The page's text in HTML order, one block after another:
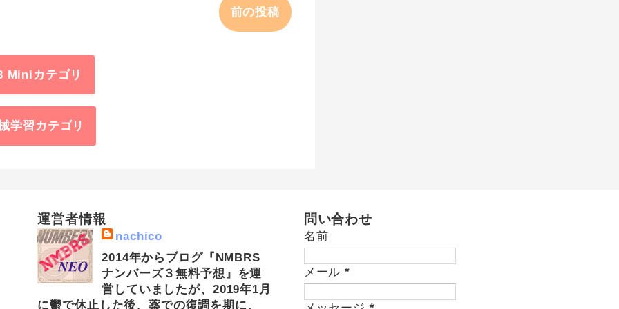
前の投稿
Miniカテゴリ
学習カテゴリ
運営者情報
nachico
2014年からブログ『NMBRS
ナンバーズ３無料予想』を運
営していましたが、2019年1月
に鬱で休止した後、薬での復調を期に、
問い合わせ
名前
メール*